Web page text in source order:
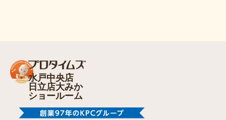
水戸中央店
日立店大みか
ショールーム